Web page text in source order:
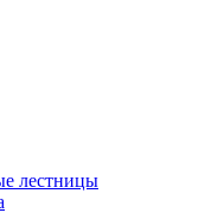
лестницы